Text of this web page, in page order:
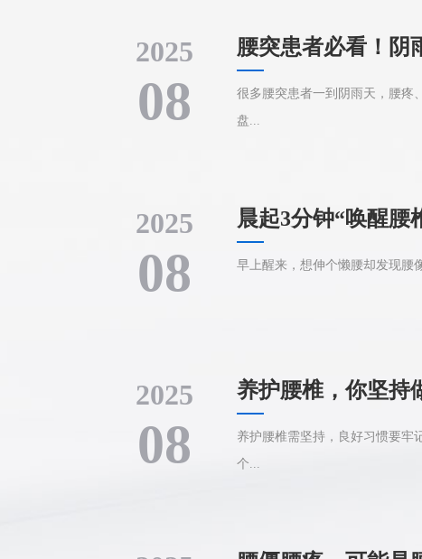
2025
08
腰突患者必看！阴
办？
很多腰突患者一到阴雨天，腰疼
盘...
2025
08
晨起3分钟“唤醒腰
早上醒来，想伸个懒腰却发现腰
2025
08
养护腰椎，你坚持
养护腰椎需坚持，良好习惯要牢
个...